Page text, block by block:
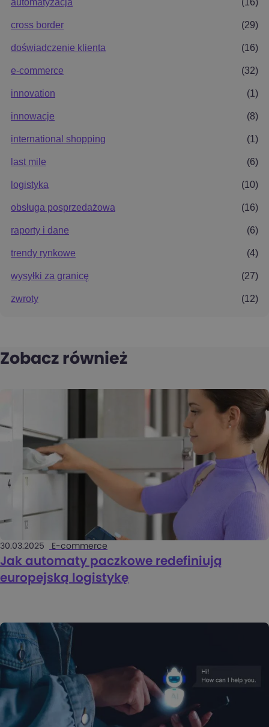
cross border (29)
doświadczenie klienta (16)
e-commerce (32)
innovation (1)
innowacje (8)
international shopping (1)
last mile (6)
logistyka (10)
obsługa posprzedażowa (16)
raporty i dane (6)
trendy rynkowe (4)
wysyłki za granicę (27)
zwroty (12)
Zobacz również
30.03.2025 E-commerce
Jak automaty paczkowe redefiniują
europejską logistykę